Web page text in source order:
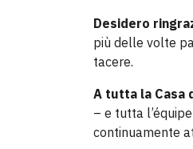
Desidero
più delle volte
tacere.
A tutta la Casa
– e tutta
continuamente